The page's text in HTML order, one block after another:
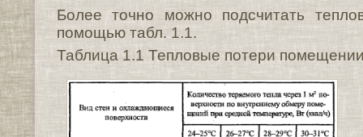
Более точно можно подсчитать
помощью табл. 1.1.
Таблица 1.1 Тепловые потери